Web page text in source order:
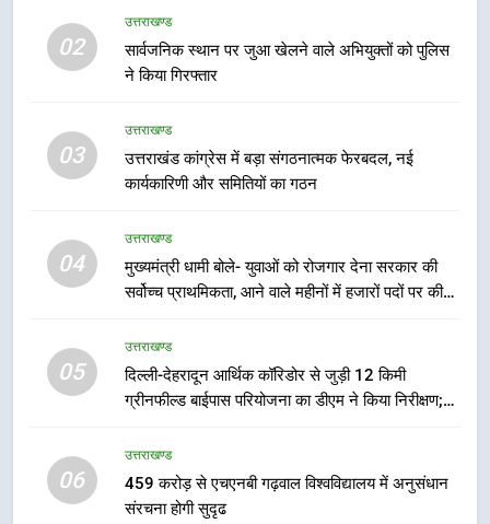
02
उत्तराखण्ड
सार्वजनिक स्थान पर जुआ खेलने वाले अभियुक्तों को पुलिस
ने किया गिरफ्तार
03
उत्तराखण्ड
उत्तराखंड कांग्रेस में बड़ा संगठनात्मक फेरबदल, नई
कार्यकारिणी और समितियों का गठन
04
उत्तराखण्ड
मुख्यमंत्री धामी बोले- युवाओं को रोजगार देना सरकार की
सर्वोच्च प्राथमिकता, आने वाले महीनों में हजारों पदों पर की
05
उत्तराखण्ड
दिल्ली-देहरादून आर्थिक कॉरिडोर से जुड़ी 12 किमी
ग्रीनफील्ड बाईपास परियोजना का डीएम ने किया निरीक्षण;
सुरक्षा मानकों से कोई समझौता नहींः डीएम
06
उत्तराखण्ड
459 करोड़ से एचएनबी गढ़वाल विश्वविद्यालय में अनुसंधान
संरचना होगी सुदृढ
अलर्ट पर रहने के निर्देश
उत्तराखण्ड
एमडीडीए बोर्ड बैठक में 25 विकास प्रस्तावों
को मिली मंजूरी, देहरादून-मसूरी के
1
खेल महाकुंभ 2026ः 01 सितंबर से सजेगा
प्रतिभा का प्रदर्शन